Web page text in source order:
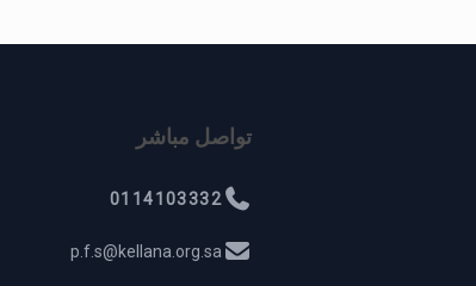
تواصل مباشر
0114103332
p.f.s@kellana.org.sa